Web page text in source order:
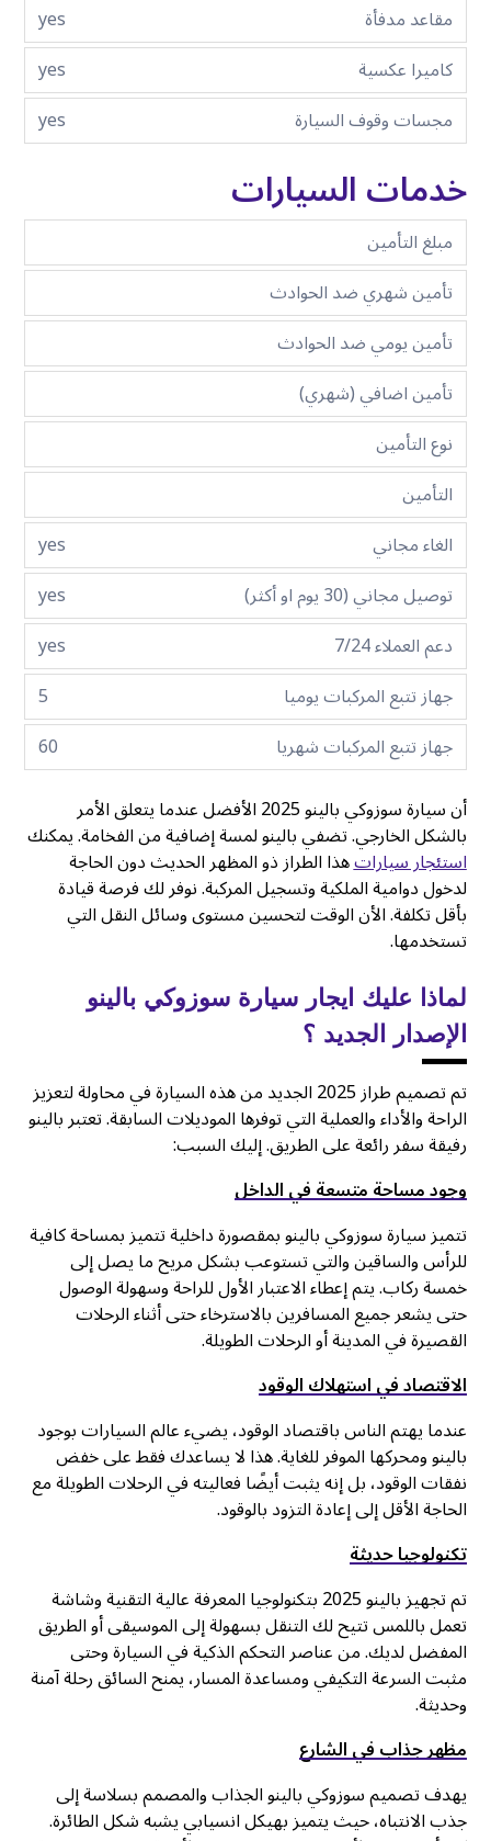
مقاعد مدفأة
yes
كاميرا عكسية
yes
مجسات وقوف السيارة
yes
خدمات السيارات
مبلغ التأمين
تأمين شهري ضد الحوادث
تأمين يومي ضد الحوادث
تأمين اضافي (شهري)
نوع التأمين
التأمين
الغاء مجاني
yes
توصيل مجاني (30 يوم او أكثر)
yes
دعم العملاء 7/24
yes
جهاز تتبع المركبات يوميا
5
جهاز تتبع المركبات شهريا
60
أن سيارة سوزوكي بالينو 2025 الأفضل عندما يتعلق الأمر
بالشكل الخارجي. تضفي بالينو لمسة إضافية من الفخامة. يمكنك
استئجار سياراتهذا الطراز ذو المظهر الحديث دون الحاجة
لدخول دوامية الملكية وتسجيل المركبة. نوفر لك فرصة قيادة
بأقل تكلفة. الأن الوقت لتحسين مستوى وسائل النقل التي
تستخدمها.
لماذا عليك ايجار سيارة سوزوكي بالينو
الإصدار الجديد ؟
تم تصميم طراز 2025 الجديد من هذه السيارة في محاولة لتعزيز
الراحة والأداء والعملية التي توفرها الموديلات السابقة. تعتبر بالينو
رفيقة سفر رائعة على الطريق. إليك السبب:
وجود مساحة متسعة في الداخل
تتميز سيارة سوزوكي بالينو بمقصورة داخلية تتميز بمساحة كافية
للرأس والساقين والتي تستوعب بشكل مريح ما يصل إلى
خمسة ركاب. يتم إعطاء الاعتبار الأول للراحة وسهولة الوصول
حتى يشعر جميع المسافرين بالاسترخاء حتى أثناء الرحلات
القصيرة في المدينة أو الرحلات الطويلة.
الاقتصاد في استهلاك الوقود
عندما يهتم الناس باقتصاد الوقود، يضيء عالم السيارات بوجود
بالينو ومحركها الموفر للغاية. هذا لا يساعدك فقط على خفض
نفقات الوقود، بل إنه يثبت أيضًا فعاليته في الرحلات الطويلة مع
الحاجة الأقل إلى إعادة التزود بالوقود.
تكنولوجيا حديثة
تم تجهيز بالينو 2025 بتكنولوجيا المعرفة عالية التقنية وشاشة
تعمل باللمس تتيح لك التنقل بسهولة إلى الموسيقى أو الطريق
المفضل لديك. من عناصر التحكم الذكية في السيارة وحتى
مثبت السرعة التكيفي ومساعدة المسار، يمنح السائق رحلة آمنة
وحديثة.
مظهر جذاب في الشارع
يهدف تصميم سوزوكي بالينو الجذاب والمصمم بسلاسة إلى
جذب الانتباه، حيث يتميز بهيكل انسيابي يشبه شكل الطائرة.